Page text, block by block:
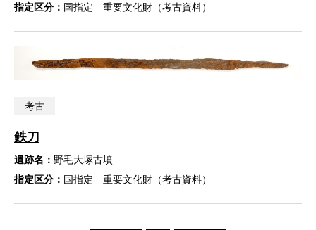
指定区分： 国指定 重要文化財（考古資料）
考古
鉄刀
遺跡名： 野毛大塚古墳
指定区分： 国指定 重要文化財（考古資料）